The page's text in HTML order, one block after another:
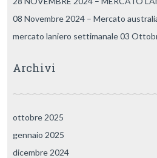
08 Novembre 2024 – Mercato
mercato laniero settimanale 03
Archivi
ottobre 2025
gennaio 2025
dicembre 2024